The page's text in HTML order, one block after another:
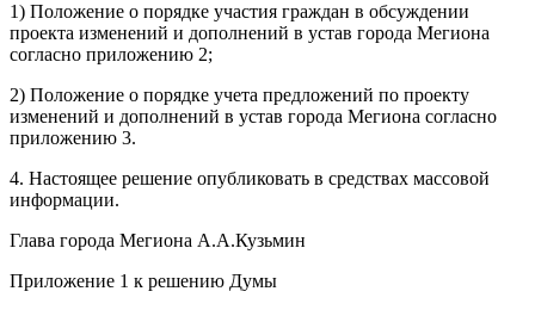
1) Положение о порядке участия граждан в обсуждении
проекта изменений и дополнений в устав города Мегиона
согласно приложению 2;
2) Положение о порядке учета предложений по проекту
изменений и дополнений в устав города Мегиона согласно
приложению 3.
4. Настоящее решение опубликовать в средствах массовой
информации.
Глава города Мегиона А.А.Кузьмин
Приложение 1 к решению Думы